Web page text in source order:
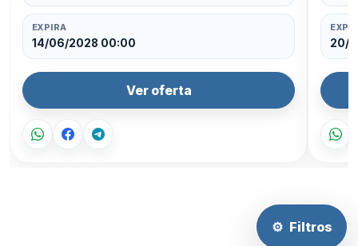
⚙ Filtros
EXPIRA
14/06/2028 00:00
Ver oferta
20/